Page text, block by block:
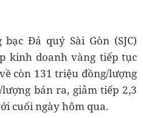
bạc Đá quý Sài Gòn (SJC)
kinh doanh vàng tiếp tục
còn 131 triệu đồng/lượng
bán ra, giảm tiếp 2,3
cuối ngày hôm qua.